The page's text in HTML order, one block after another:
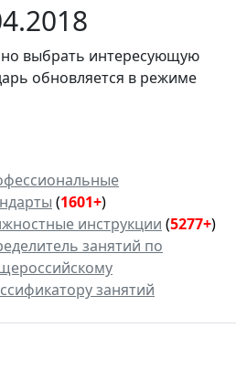
выбрать интересующую
обновляется в режиме
(1601+)
инструкции (5277+)
занятий по
занятий